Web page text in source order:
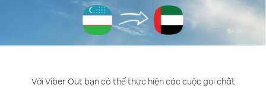
Với Viber Out bạn có thể thực hiện các cuộc gọi chất